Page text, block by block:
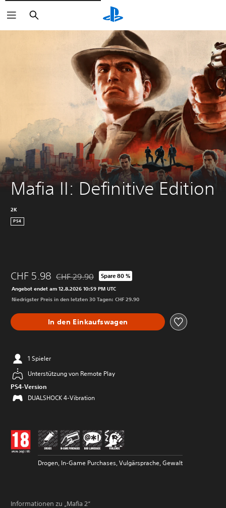
Suchen
Mafia II: Definitive Edition
2K
PS4
CHF 5.98 Preisnachlass gegenüber dem Originalpreis von
CHF 29.90 Spare 80 %
Angebot endet am 12.8.2026 10:59 PM UTC
Niedrigster Preis in den letzten 30 Tagen: CHF 29.90
In den Einkaufswagen
1 Spieler
Unterstützung von Remote Play
PS4-Version
DUALSHOCK 4-Vibration
Drogen, In-Game Purchases, Vulgärsprache, Gewalt
Informationen zu „Mafia 2“